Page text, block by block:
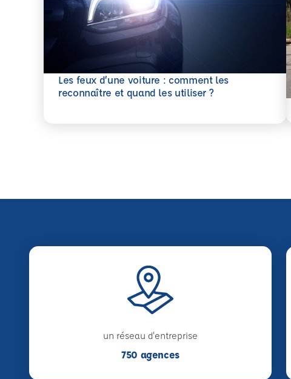
Les feux d’une voiture : comment les
reconnaître et quand les utiliser ?
En savoir plus
un réseau d'entreprise
750 agences